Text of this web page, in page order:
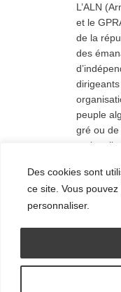
Des cookies sont
ce site. Vous
personnaliser.
L’ALN
et le
de la
des
peuple
gré ou
politique